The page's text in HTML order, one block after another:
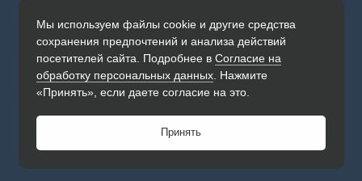
Мы используем файлы cookie и другие средства
сохранения предпочтений и анализа действий
посетителей сайта. Подробнее в Согласие на
обработку персональных данных . Нажмите
«Принять», если даете согласие на это.
Принять
Simatic в России тел.:
+7 (342) 273-82-09
Будни, с 09.00 до 19.00